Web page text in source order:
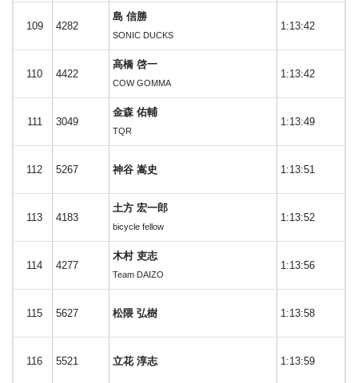
109 4282
島 信勝
SONIC DUCKS
1:13:42
110 4422
高橋 啓一
COW GOMMA
1:13:42
111 3049
金森 佑輔
TQR
1:13:49
112 5267 神谷 嵩史 1:13:51
113 4183
土方 宏一郎
bicycle fellow
1:13:52
114 4277
木村 吏志
Team DAIZO
1:13:56
115 5627 松隈 弘樹 1:13:58
116 5521 立花 淳志 1:13:59